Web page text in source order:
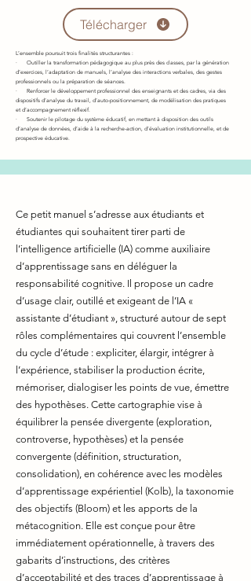
Télécharger
L’ensemble poursuit trois finalités structurantes :
· Outiller la transformation pédagogique au plus près des classes, par la génération
d’exercices, l’adaptation de manuels, l’analyse des interactions verbales, des gestes
professionnels ou la préparation de séances.
· Renforcer le développement professionnel des enseignants et des cadres, via des
dispositifs d’analyse du travail, d’auto-positionnement, de modélisation des pratiques
et d’accompagnement réflexif.
· Soutenir le pilotage du système éducatif, en mettant à disposition des outils
d’analyse de données, d’aide à la recherche-action, d’évaluation institutionnelle, et de
prospective éducative.
Ce petit manuel s’adresse aux étudiants et
étudiantes qui souhaitent tirer parti de
l’intelligence artificielle (IA) comme auxiliaire
d’apprentissage sans en déléguer la
responsabilité cognitive. Il propose un cadre
d’usage clair, outillé et exigeant de l’IA «
assistante d’étudiant », structuré autour de sept
rôles complémentaires qui couvrent l’ensemble
du cycle d’étude : expliciter, élargir, intégrer à
l’expérience, stabiliser la production écrite,
mémoriser, dialogiser les points de vue, émettre
des hypothèses. Cette cartographie vise à
équilibrer la pensée divergente (exploration,
controverse, hypothèses) et la pensée
convergente (définition, structuration,
consolidation), en cohérence avec les modèles
d’apprentissage expérientiel (Kolb), la taxonomie
des objectifs (Bloom) et les apports de la
métacognition. Elle est conçue pour être
immédiatement opérationnelle, à travers des
gabarits d’instructions, des critères
d’acceptabilité et des traces d’apprentissage à